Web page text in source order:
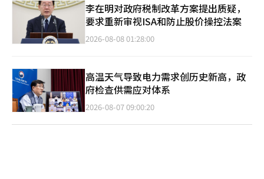
李在明对政府税制改革方案提出质疑，
要求重新审视ISA和防止股价操控法案
2026-08-08 01:28:00
高温天气导致电力需求创历史新高，政
府检查供需应对体系
2026-08-07 09:00:20